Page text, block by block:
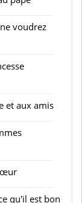
voudrez
et aux amis
qu'il est bon